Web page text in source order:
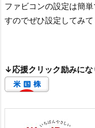
ファビコンの設定は簡
すのでぜひ設定してみて
↓応援クリック励みにな